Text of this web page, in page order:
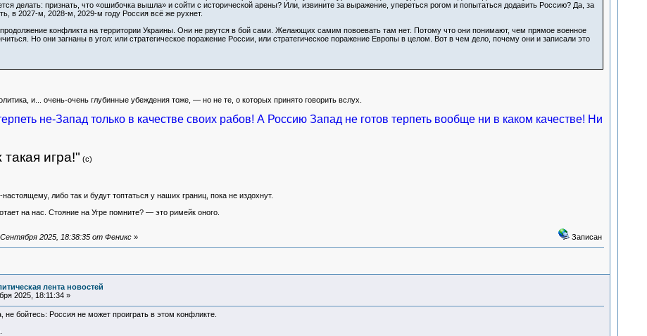
делать: признать, что «ошибочка вышла» и сойти с исторической арены? Или, извините за выражение, упереться рогом и попытаться додавить Россию? Да, за
в 2027-м, 2028-м, 2029-м году Россия всё же рухнет.
конфликта на территории Украины. Они не рвутся в бой сами. Желающих самим повоевать там нет. Потому что они понимают, чем прямое военное
Но они загнаны в угол: или стратегическое поражение России, или стратегическое поражение Европы в целом. Вот в чем дело, почему они и записали это
и... очень-очень глубинные убеждения тоже, — но не те, о которых принято говорить вслух.
не-Запад только в качестве своих рабов! А Россию Запад не готов терпеть вообще ни в каком качестве! Ни
игра!" (c)
либо так и будут топтаться у наших границ, пока не издохнут.
на нас. Стояние на Угре помните? — это римейк оного.
2025, 18:38:35 от Феникс» Записан
лента новостей
2025, 18:11:34 »
бойтесь: Россия не может проиграть в этом конфликте.